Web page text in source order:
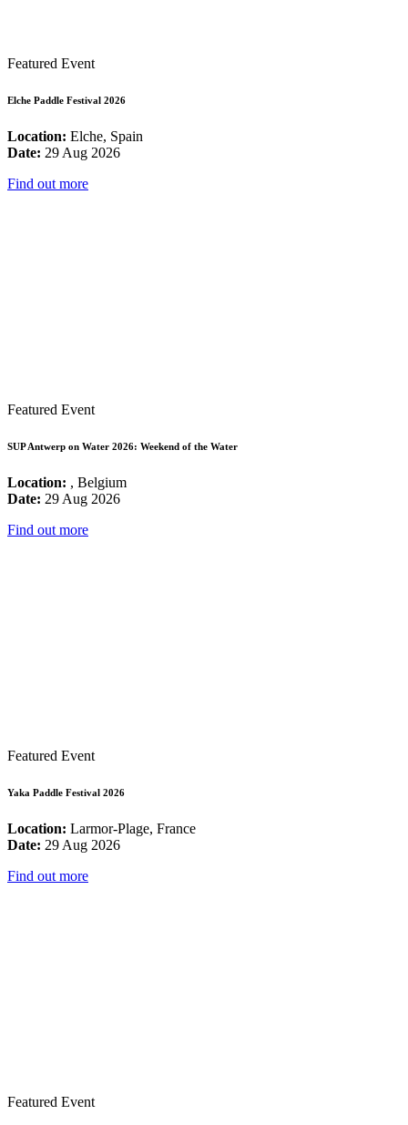
Featured Event
Elche Paddle Festival 2026
Location: Elche, Spain
Date: 29 Aug 2026
Find out more
Featured Event
SUP Antwerp on Water 2026: Weekend of the Water
Location: , Belgium
Date: 29 Aug 2026
Find out more
Featured Event
Yaka Paddle Festival 2026
Location: Larmor-Plage, France
Date: 29 Aug 2026
Find out more
Featured Event